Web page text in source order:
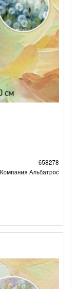
658278
Компания Альбатрос